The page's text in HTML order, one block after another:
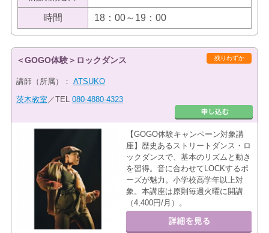
時間 18：00～19：00
残りわずか
＜GOGO体験＞ロックダンス
講師（所属）： ATSUKO
茨木教室 ／TEL 080-4880-4323
【GOGO体験キャンペーン対象講
座】歴史あるストリートダンス・ロ
ックダンスで、基本のリズムと動き
を習得。音に合わせてLOCKするポ
ーズが魅力。小学校高学年以上対
象。本講座は原則毎週火曜に開講
（4,400円/月）。